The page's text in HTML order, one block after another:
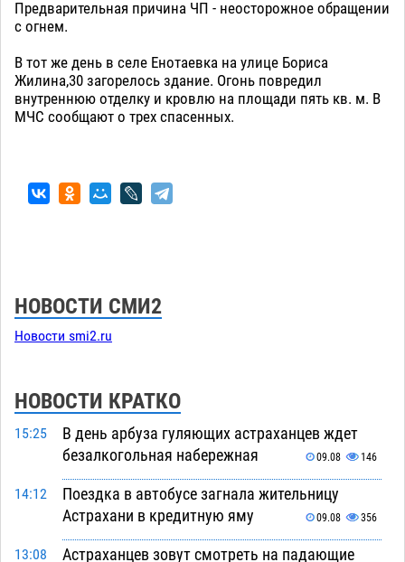
Предварительная причина ЧП - неосторожное обращении
с огнем.
В тот же день в селе Енотаевка на улице Бориса
Жилина,30 загорелось здание. Огонь повредил
внутреннюю отделку и кровлю на площади пять кв. м. В
МЧС сообщают о трех спасенных.
НОВОСТИ СМИ2
Новости smi2.ru
НОВОСТИ КРАТКО
15:25
В день арбуза гуляющих астраханцев ждет
безалкогольная набережная
09.08 146
14:12
Поездка в автобусе загнала жительницу
Астрахани в кредитную яму
09.08 356
13:08
Астраханцев зовут смотреть на падающие